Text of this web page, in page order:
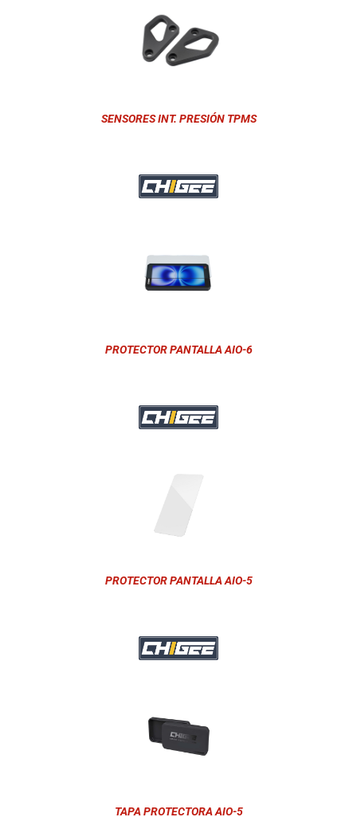
SENSORES INT. PRESIÓN TPMS
PROTECTOR PANTALLA AIO-6
PROTECTOR PANTALLA AIO-5
TAPA PROTECTORA AIO-5